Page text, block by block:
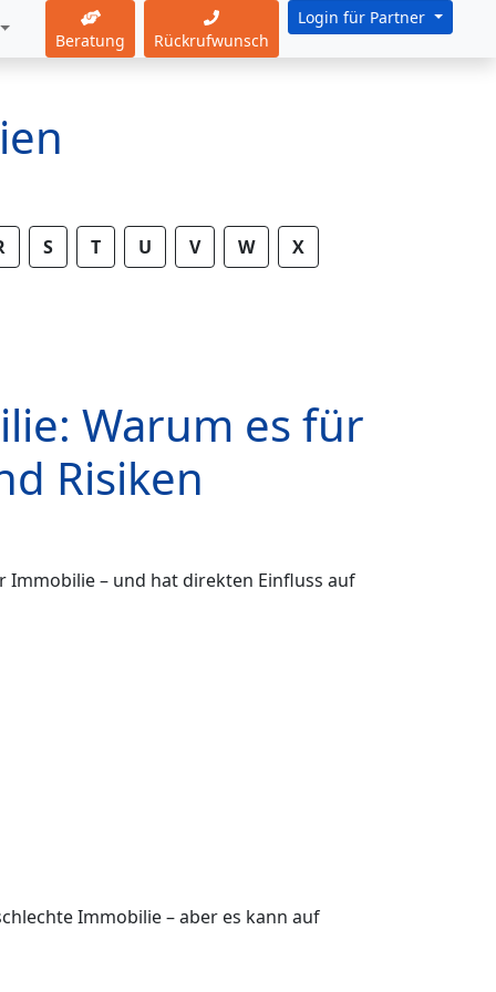
Beratung Rückrufwunsch
Login für Partner
S T U V W X
Warum es für
Risiken
Immobilie – und hat direkten Einfluss auf
Immobilie – aber es kann auf